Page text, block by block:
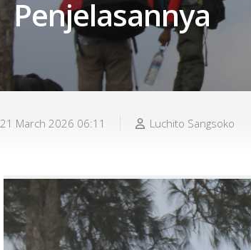
Penjelasannya
21 March 2026 06:11 Luchito Sangsoko